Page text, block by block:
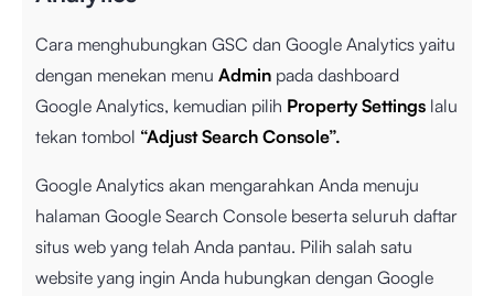
Cara menghubungkan GSC dan Google Analytics yaitu
dengan menekan menu Admin pada dashboard
Google Analytics, kemudian pilih Property Settings lalu
tekan tombol “Adjust Search Console”.
Google Analytics akan mengarahkan Anda menuju
halaman Google Search Console beserta seluruh daftar
situs web yang telah Anda pantau. Pilih salah satu
website yang ingin Anda hubungkan dengan Google